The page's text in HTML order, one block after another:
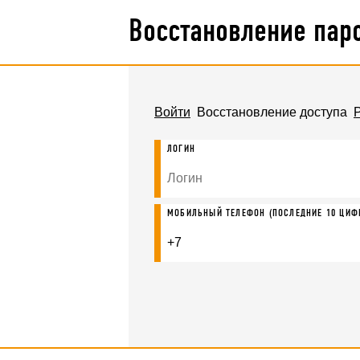
Восстановление
Войти Восстановление доступа
ЛОГИН
МОБИЛЬНЫЙ ТЕЛЕФОН (ПОСЛЕДНИЕ 10
+7